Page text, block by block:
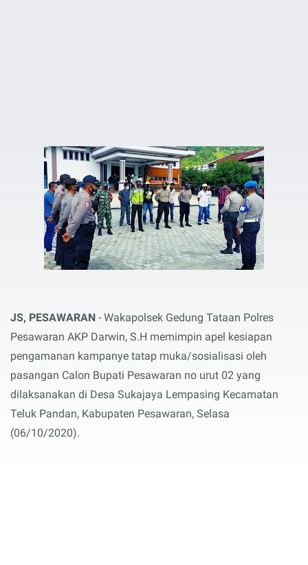
JS, PESAWARAN - Wakapolsek Gedung Tataan Polres
Pesawaran AKP Darwin, S.H memimpin apel kesiapan
pengamanan kampanye tatap muka/sosialisasi oleh
pasangan Calon Bupati Pesawaran no urut 02 yang
dilaksanakan di Desa Sukajaya Lempasing Kecamatan
Teluk Pandan, Kabupaten Pesawaran, Selasa
(06/10/2020).